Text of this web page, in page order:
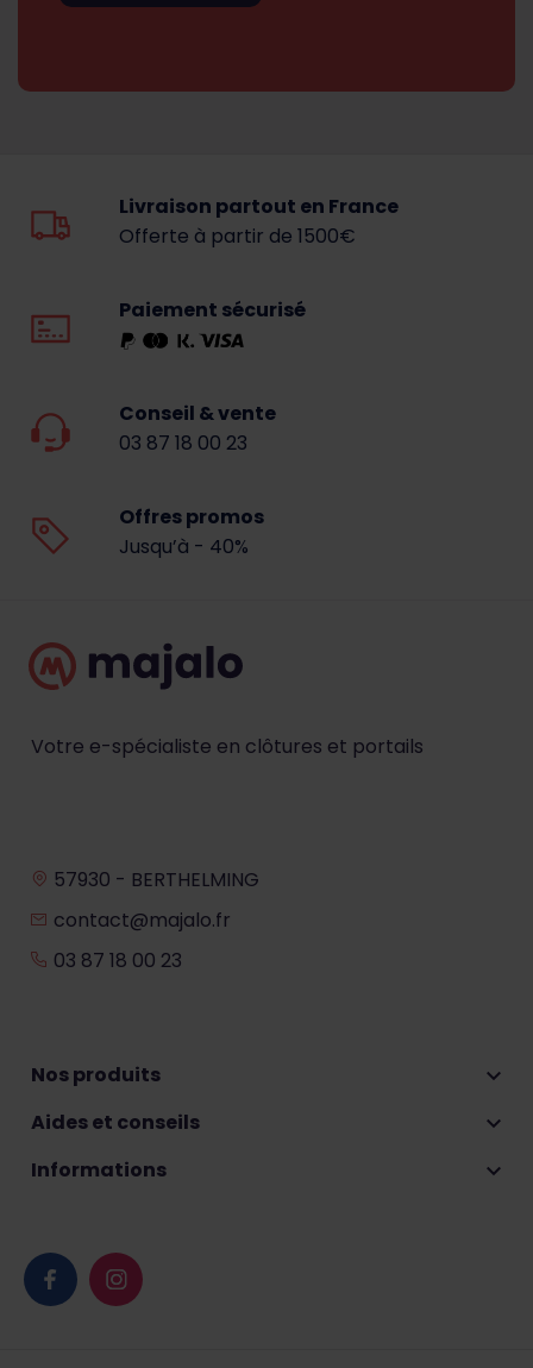
Livraison partout en France
Offerte à partir de 1500€
Paiement sécurisé
Conseil & vente
03 87 18 00 23
Offres promos
Jusqu’à - 40%
Votre e-spécialiste en clôtures et portails
57930 - BERTHELMING
contact@majalo.fr
03 87 18 00 23
Nos produits 
Aides et conseils 
Informations 